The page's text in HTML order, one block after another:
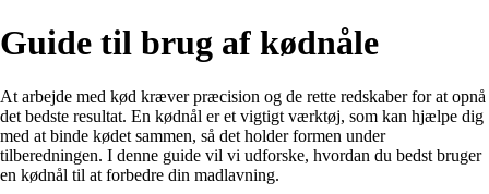
Guide til brug af kødnåle
At arbejde med kød kræver præcision og de rette redskaber for at opnå
det bedste resultat. En kødnål er et vigtigt værktøj, som kan hjælpe dig
med at binde kødet sammen, så det holder formen under
tilberedningen. I denne guide vil vi udforske, hvordan du bedst bruger
en kødnål til at forbedre din madlavning.